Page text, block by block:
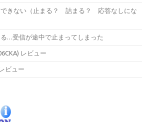
できない（止まる？ 詰まる？ 応答なしにな
…受信が途中で止まってしまった
レビュー
ビュー